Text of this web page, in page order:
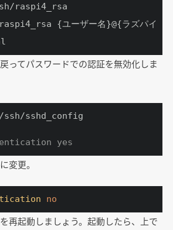
raspi4_rsa
{ユーザー名}@{ラズパイ
ってパスワードでの認証を無効化しま
sshd_config
yes
変更。
no
再起動しましょう。起動したら、上で